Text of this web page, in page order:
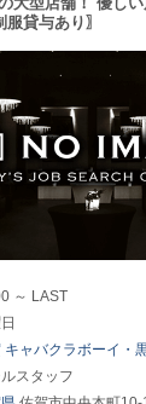
て＋αの収入を得る
大歓迎 ■
》を探すお手伝いも
引っ越しをお考えの
さいね！
実度はこんなもの
かったメリットが
気になっている方は
る日を楽しみにして
はこれからの『未来
たい」
たい」
たい」
しっかりお教えする
びください！
アットホームな空気
います◎
の日のうちに
のも嬉しいポイント
の強みといえばスピ
貸与あり〗
～ LAST
キャバクラボーイ・
スタッフ